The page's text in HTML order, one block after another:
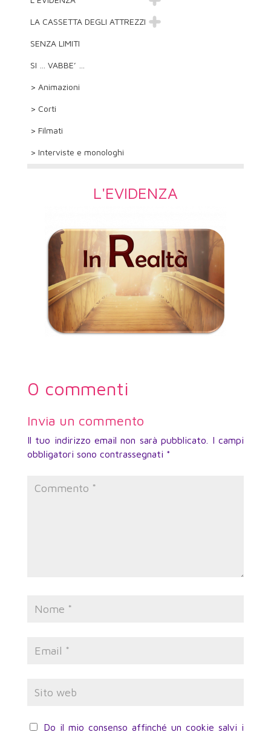
LA CASSETTA DEGLI ATTREZZI
SENZA LIMITI
SI … VABBE’ …
> Animazioni
> Corti
> Filmati
> Interviste e monologhi
L'EVIDENZA
0 commenti
Invia un commento
Il tuo indirizzo email non sarà pubblicato.
I campi
obbligatori sono contrassegnati *
Do il mio consenso affinché un cookie salvi i